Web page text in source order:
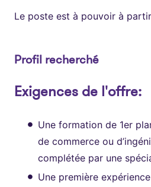
Le poste est à pouvoir à
Profil recherché
Exigences de l'offre:
Une formation de 1er
de commerce ou
complétée par une
Une première